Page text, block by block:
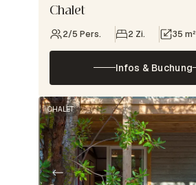
Chalet
2/5 Pers. 2 Zi. 35 m²
Infos & Buchung
CHALET